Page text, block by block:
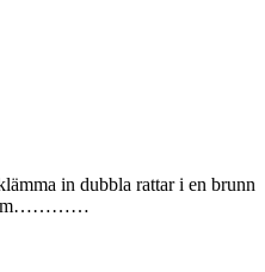
in dubbla rattar i en brunn
cm…………